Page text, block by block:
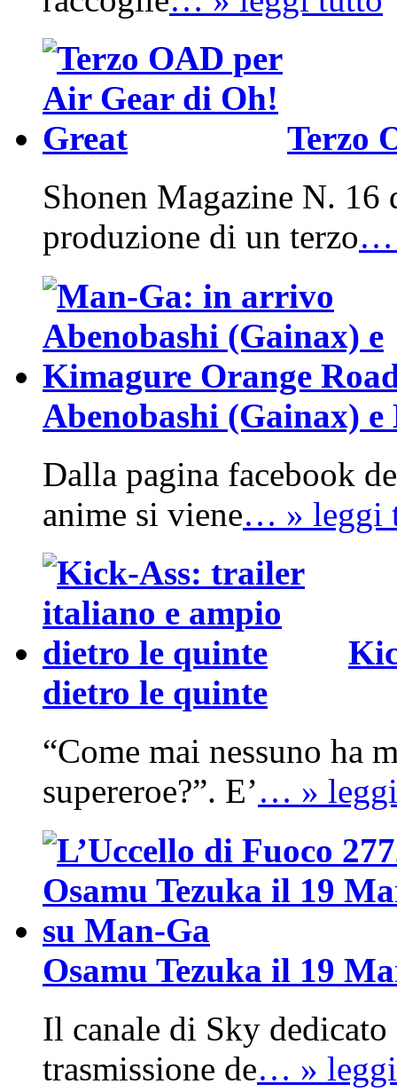
Terzo
Shonen Magazine N. 16
produzione di un terzo…
Abenobashi (Gainax)
Dalla pagina facebook
anime si viene… » leggi
dietro le quinte
“Come mai nessuno ha
supereroe?”. E’… »
Osamu Tezuka il 19
Il canale di Sky
trasmissione de… »